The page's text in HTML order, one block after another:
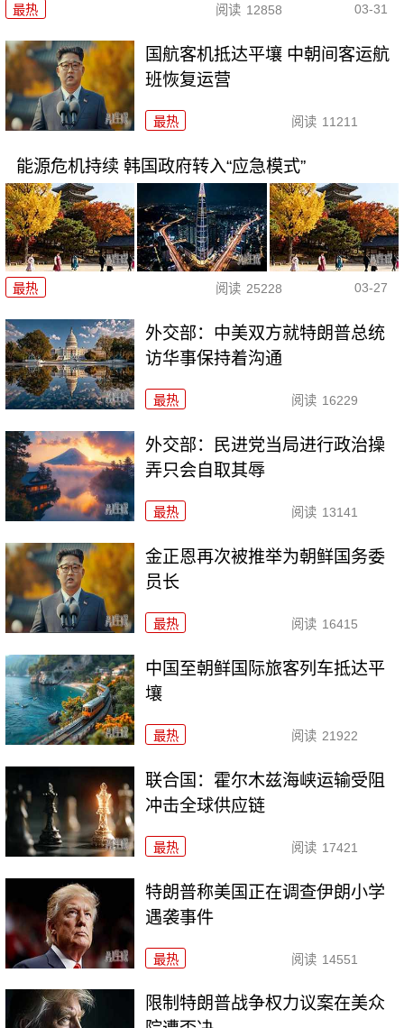
最热 阅读 12858 03-31
国航客机抵达平壤 中朝间客运航
班恢复运营
最热 阅读 11211
能源危机持续 韩国政府转入“应急模式”
最热 阅读 25228 03-27
外交部：中美双方就特朗普总统
访华事保持着沟通
最热 阅读 16229
外交部：民进党当局进行政治操
弄只会自取其辱
最热 阅读 13141
金正恩再次被推举为朝鲜国务委
员长
最热 阅读 16415
中国至朝鲜国际旅客列车抵达平
壤
最热 阅读 21922
联合国：霍尔木兹海峡运输受阻
冲击全球供应链
最热 阅读 17421
特朗普称美国正在调查伊朗小学
遇袭事件
最热 阅读 14551
限制特朗普战争权力议案在美众